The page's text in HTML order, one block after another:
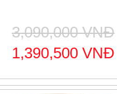
3,090,000 VNĐ
1,390,500 VNĐ